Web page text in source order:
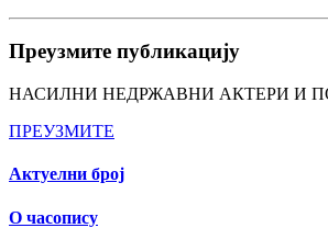
Преузмите публикацију
НАСИЛНИ НЕДРЖАВНИ АКТЕРИ И
ПРЕУЗМИТЕ
Актуелни број
О часопису